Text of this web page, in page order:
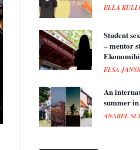
ELLA
Student
– mentor
ELSA
An
summer in
ANABEL